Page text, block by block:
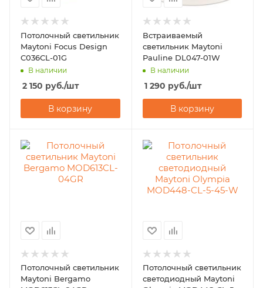
Потолочный светильник
Maytoni Focus Design
C036CL-01G
В наличии
2 150 руб./шт
В корзину
Встраиваемый
светильник Maytoni
Pauline DL047-01W
В наличии
1 290 руб./шт
В корзину
Потолочный светильник
Maytoni Bergamo
Потолочный светильник
светодиодный Maytoni